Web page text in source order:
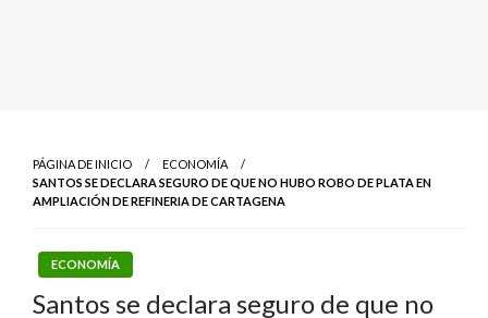
PÁGINA DE INICIO
ECONOMÍA
SANTOS SE DECLARA SEGURO DE QUE NO HUBO ROBO DE PLATA EN
AMPLIACIÓN DE REFINERIA DE CARTAGENA
ECONOMÍA
Santos se declara seguro de que no